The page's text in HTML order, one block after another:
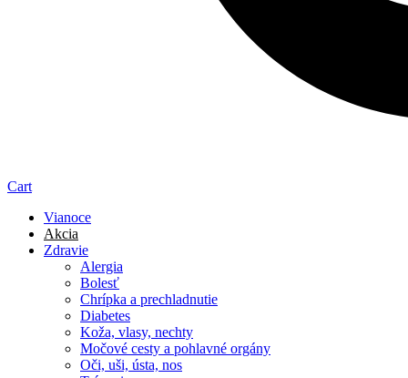
Cart
Vianoce
Akcia
Zdravie
Alergia
Bolesť
Chrípka a prechladnutie
Diabetes
Koža, vlasy, nechty
Močové cesty a pohlavné orgány
Oči, uši, ústa, nos